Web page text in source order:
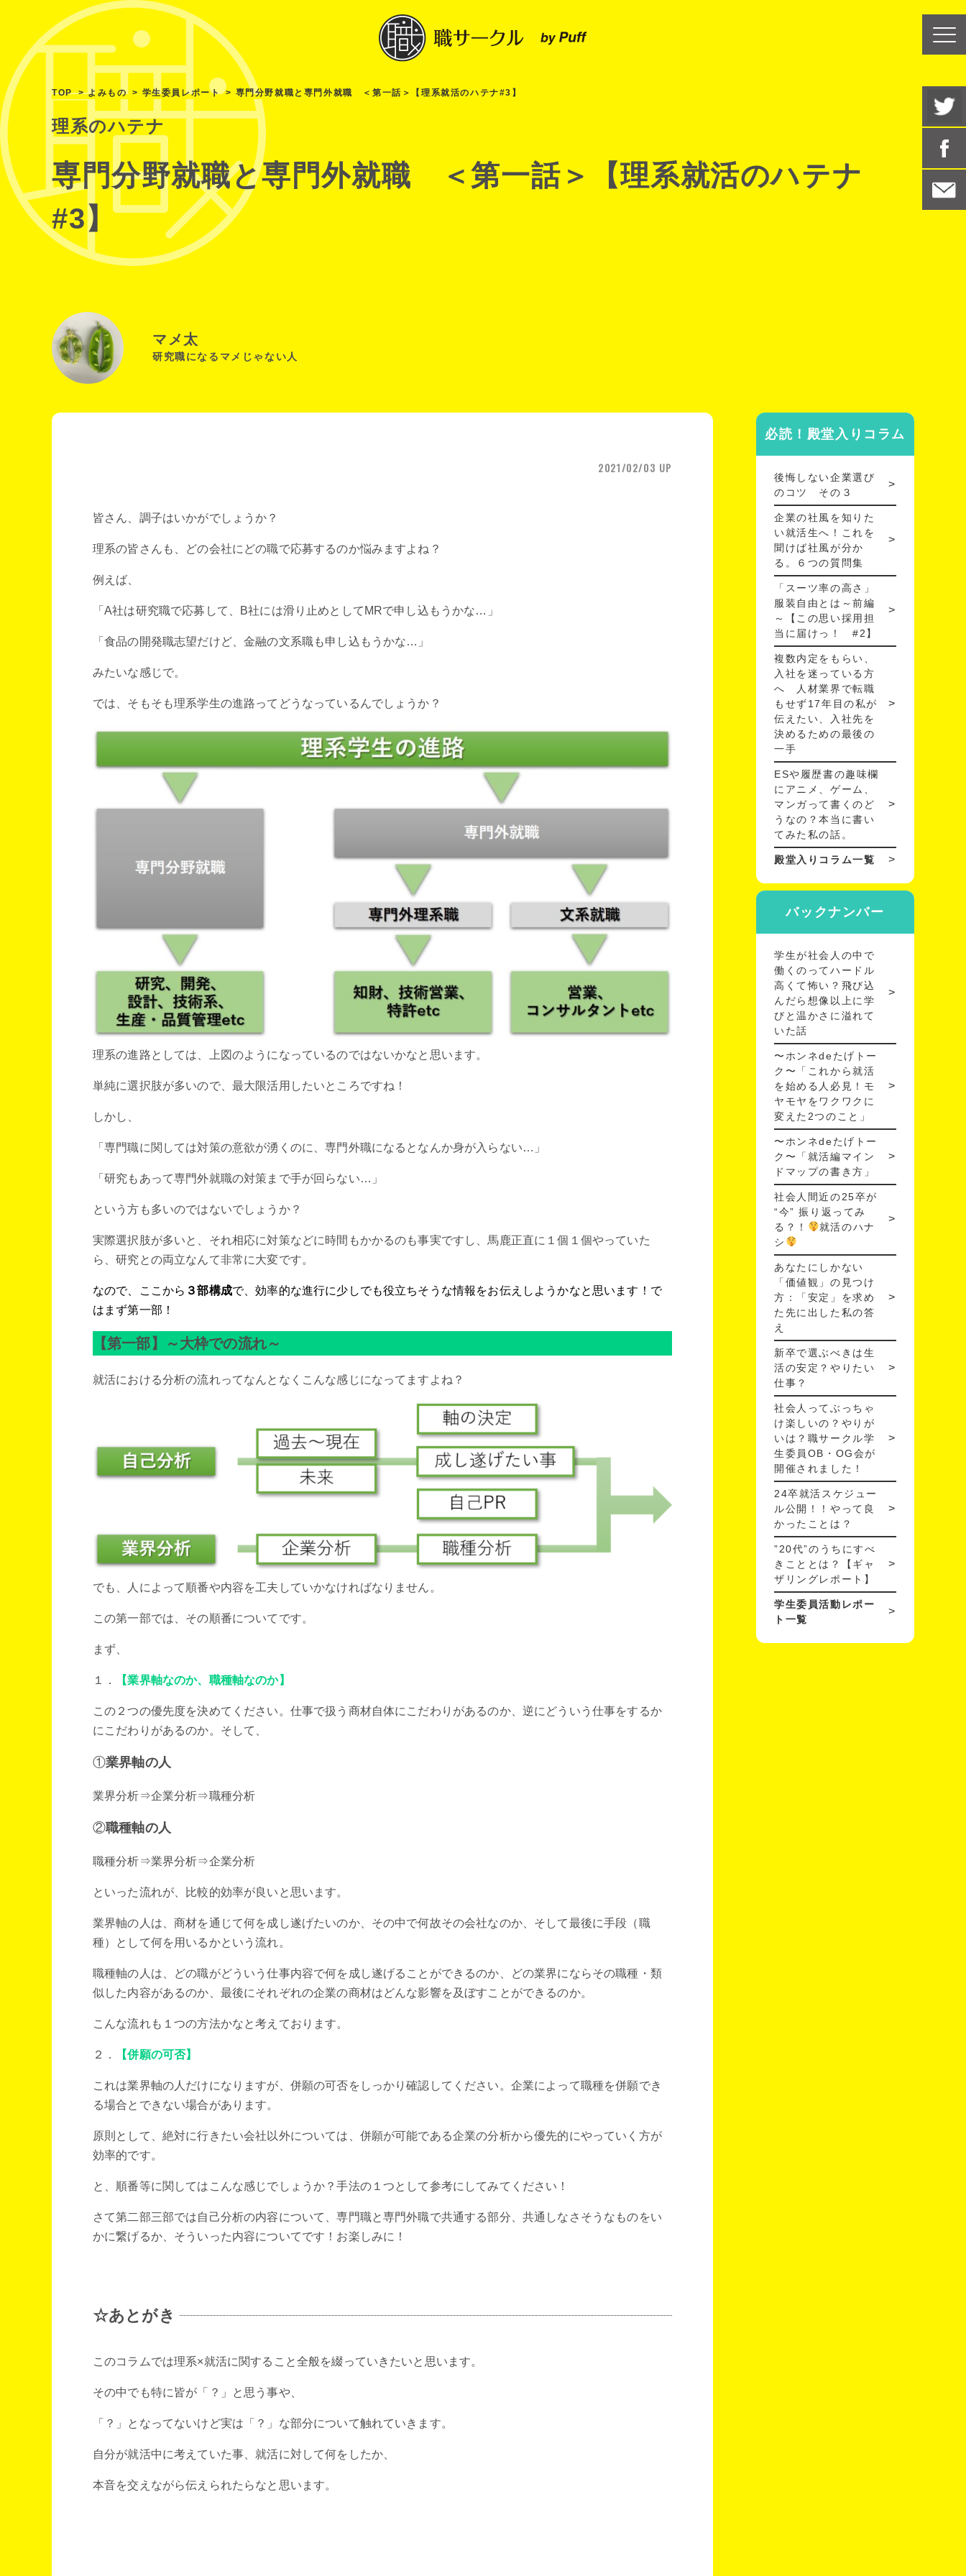
TOP よみもの 学生委員レポート 専門分野就職と専門外就職 ＜第一話＞【理系就活のハテナ#3】
理系のハテナ
専門分野就職と専門外就職 ＜第一話＞【理系就活のハテナ
#3】
マメ太
研究職になるマメじゃない人
2021/02/03 UP
皆さん、調子はいかがでしょうか？
理系の皆さんも、どの会社にどの職で応募するのか悩みますよね？
例えば、
「A社は研究職で応募して、B社には滑り止めとしてMRで申し込もうかな…」
「食品の開発職志望だけど、金融の文系職も申し込もうかな…」
みたいな感じで。
では、そもそも理系学生の進路ってどうなっているんでしょうか？
理系の進路としては、上図のようになっているのではないかなと思います。
単純に選択肢が多いので、最大限活用したいところですね！
しかし、
「専門職に関しては対策の意欲が湧くのに、専門外職になるとなんか身が入らない…」
「研究もあって専門外就職の対策まで手が回らない…」
という方も多いのではないでしょうか？
実際選択肢が多いと、それ相応に対策などに時間もかかるのも事実ですし、馬鹿正直に１個１個やっていた
ら、研究との両立なんて非常に大変です。
なので、ここから ３部構成で、効率的な進行に少しでも役立ちそうな情報をお伝えしようかなと思います！で
はまず第一部！
【第一部】～大枠での流れ～
就活における分析の流れってなんとなくこんな感じになってますよね？
でも、人によって順番や内容を工夫していかなければなりません。
この第一部では、その順番についてです。
まず、
１． 【業界軸なのか、職種軸なのか】
この２つの優先度を決めてください。仕事で扱う商材自体にこだわりがあるのか、逆にどういう仕事をするか
にこだわりがあるのか。そして、
①業界軸の人
業界分析⇒企業分析⇒職種分析
②職種軸の人
職種分析⇒業界分析⇒企業分析
といった流れが、比較的効率が良いと思います。
業界軸の人は、商材を通じて何を成し遂げたいのか、その中で何故その会社なのか、そして最後に手段（職
種）として何を用いるかという流れ。
職種軸の人は、どの職がどういう仕事内容で何を成し遂げることができるのか、どの業界にならその職種・類
似した内容があるのか、最後にそれぞれの企業の商材はどんな影響を及ぼすことができるのか。
こんな流れも１つの方法かなと考えております。
２． 【併願の可否】
これは業界軸の人だけになりますが、併願の可否をしっかり確認してください。企業によって職種を併願でき
る場合とできない場合があります。
原則として、絶対に行きたい会社以外については、併願が可能である企業の分析から優先的にやっていく方が
効率的です。
と、順番等に関してはこんな感じでしょうか？手法の１つとして参考にしてみてください！
さて第二部三部では自己分析の内容について、専門職と専門外職で共通する部分、共通しなさそうなものをい
かに繋げるか、そういった内容についてです！お楽しみに！
☆あとがき
このコラムでは理系×就活に関すること全般を綴っていきたいと思います。
その中でも特に皆が「？」と思う事や、
「？」となってないけど実は「？」な部分について触れていきます。
自分が就活中に考えていた事、就活に対して何をしたか、
本音を交えながら伝えられたらなと思います。
必読！殿堂入りコラム
後悔しない企業選び
のコツ その３
企業の社風を知りた
い就活生へ！これを
聞けば社風が分か
る。６つの質問集
「スーツ率の高さ」
服装自由とは～前編
～【この思い採用担
当に届けっ！ #2】
複数内定をもらい、
入社を迷っている方
へ 人材業界で転職
もせず17年目の私が
伝えたい、入社先を
決めるための最後の
一手
ESや履歴書の趣味欄
にアニメ、ゲーム、
マンガって書くのど
うなの？本当に書い
てみた私の話。
殿堂入りコラム一覧
バックナンバー
学生が社会人の中で
働くのってハードル
高くて怖い？飛び込
んだら想像以上に学
びと温かさに溢れて
いた話
〜ホンネdeたげトー
ク〜「これから就活
を始める人必見！モ
ヤモヤをワクワクに
変えた2つのこと」
〜ホンネdeたげトー
ク〜「就活編マイン
ドマップの書き方」
社会人間近の25卒が
“今” 振り返ってみ
る？！
就活のハナ
シ
あなたにしかない
「価値観」の見つけ
方：「安定」を求め
た先に出した私の答
え
新卒で選ぶべきは生
活の安定？やりたい
仕事？
社会人ってぶっちゃ
け楽しいの？やりが
いは？職サークル学
生委員OB・OG会が
開催されました！
24卒就活スケジュー
ル公開！！やって良
かったことは？
”20代”のうちにすべ
きこととは？【ギャ
ザリングレポート】
学生委員活動レポー
ト一覧